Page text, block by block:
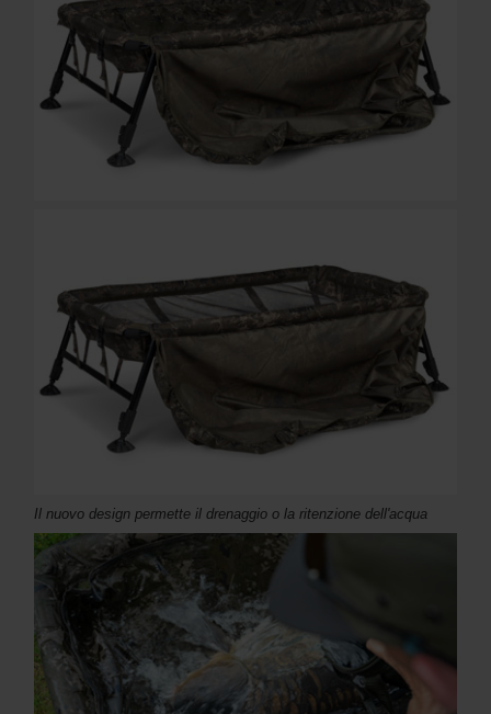
Il nuovo design permette il drenaggio o la ritenzione dell'acqua